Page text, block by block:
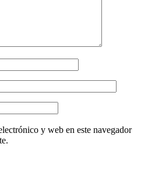
y web en este navegador